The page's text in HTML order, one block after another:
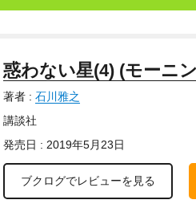
惑わない星(4) (モーニ
著者 : 石川雅之
講談社
発売日 : 2019年5月23日
ブクログでレビューを見る